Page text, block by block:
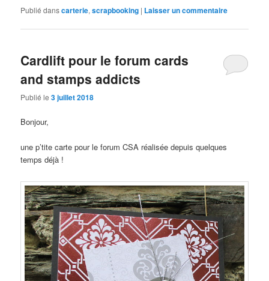
Publié danscarterie,scrapbooking | Laisser un commentaire
Cardlift pour le forum cards
and stamps addicts
Publié le3 juillet 2018
Bonjour,
une p’tite carte pour le forum CSA réalisée depuis quelques
temps déjà !